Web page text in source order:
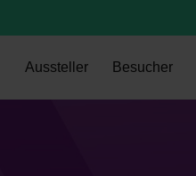
Aussteller Besucher